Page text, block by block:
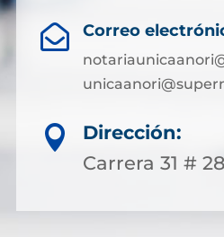
 Correo

Dirección:
Carrera 31 #